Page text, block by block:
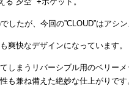
したが、今回の”CLOUD”はアシ
爽快なデザインになっています。
しまうリバーシブル用のベリー
も兼ね備えた絶妙な仕上がりです